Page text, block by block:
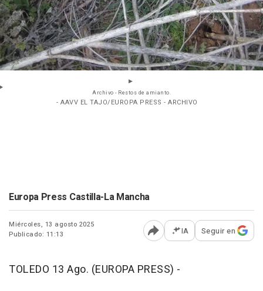
Archivo - Restos de amianto.
- AAVV EL TAJO/EUROPA PRESS - ARCHIVO
Europa Press Castilla-La Mancha
Miércoles, 13 agosto 2025
Publicado: 11:13
Abrir opciones para
IA Seguir en
TOLEDO 13 Ago. (EUROPA PRESS) -